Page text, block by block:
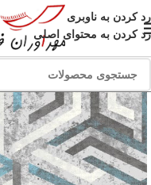
رد کردن به ناوبری
رد کردن به محتوای اصلی